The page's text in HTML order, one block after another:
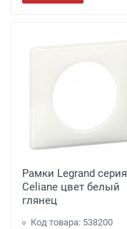
Рамки Legrand серия
Celiane цвет белый
глянец
Код товара: 538200